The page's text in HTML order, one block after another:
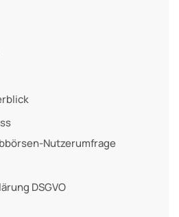
Nutzerumfrage
DSGVO